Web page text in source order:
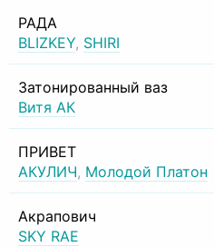
РАДА
BLIZKEY, SHIRI
Затонированный ваз
Витя АК
ПРИВЕТ
АКУЛИЧ, Молодой Платон
Акрапович
SKY RAE